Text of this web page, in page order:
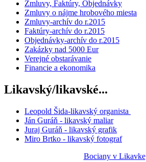
Zmluvy, Faktúry, Objednávky
Zmluvy o nájme hrobového miesta
Zmluvy-archív do r.2015
Faktúry-archív do r.2015
Objednávky-archív do r.2015
Zakázky nad 5000 Eur
Verejné obstarávanie
Financie a ekonomika
Likavský/likavské...
Leopold Šida-likavský organista
Ján Guráň - likavský maliar
Juraj Guráň - likavský grafik
Miro Brtko - likavský fotograf
Bociany v Likavke